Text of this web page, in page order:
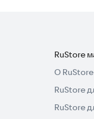
RuStore
О RuStore
RuStore
RuStore